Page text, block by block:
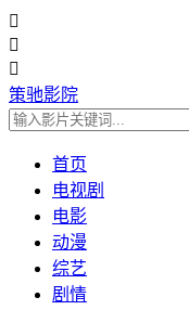



策驰影院
首页
电视剧
电影
动漫
综艺
剧情